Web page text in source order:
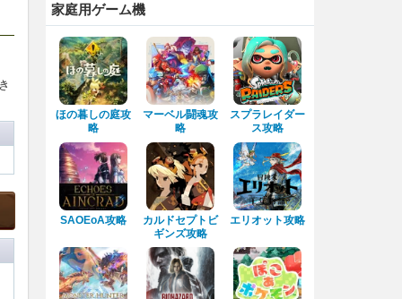
家庭用ゲーム機
ほの暮しの庭攻
略
マーベル闘魂攻
略
スプラレイダー
ス攻略
SAOEoA攻略
カルドセプトビ
ギンズ攻略
エリオット攻略